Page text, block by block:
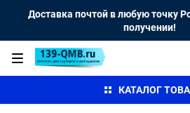
Доставка почтой в любую точку
получении!
КАТАЛОГ